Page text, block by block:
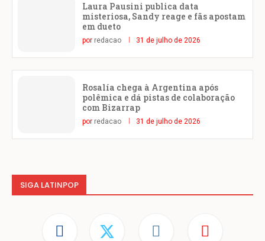
Laura Pausini publica data
misteriosa, Sandy reage e fãs apostam
em dueto
por redacao 31 de julho de 2026
Rosalía chega à Argentina após
polêmica e dá pistas de colaboração
com Bizarrap
por redacao 31 de julho de 2026
SIGA LATINPOP